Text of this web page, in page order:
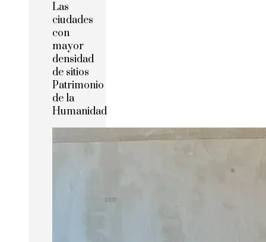
Las
ciudades
con
mayor
densidad
de sitios
Patrimonio
de la
Humanidad